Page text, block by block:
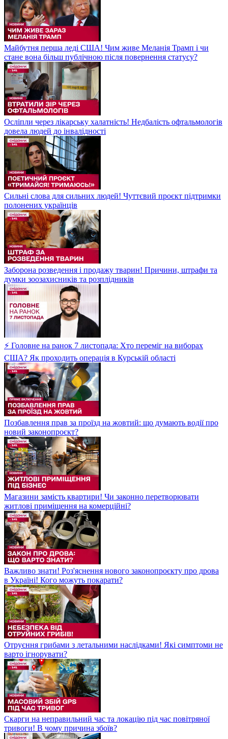
Майбутня перша леді США! Чим живе Меланія Трамп і чи
стане вона більш публічною після повернення статусу?
Осліпли через лікарську халатність! Недбалість офтальмологів
довела людей до інвалідності
Сильні слова для сильних людей! Чуттєвий проєкт підтримки
полонених українців
Заборона розведення і продажу тварин! Причини, штрафи та
думки зоозахисників та розплідників
⚡ Головне на ранок 7 листопада: Хто переміг на виборах
США? Як проходить операція в Курській області
Позбавлення прав за проїзд на жовтий: що думають водії про
новий законопроєкт?
Магазини замість квартири! Чи законно перетворювати
житлові приміщення на комерційні?
Важливо знати! Роз'яснення нового законопроєкту про дрова
в Україні! Кого можуть покарати?
Отруєння грибами з летальними наслідками! Які симптоми не
варто ігнорувати?
Скарги на неправильний час та локацію під час повітряної
тривоги! В чому причина збоїв?